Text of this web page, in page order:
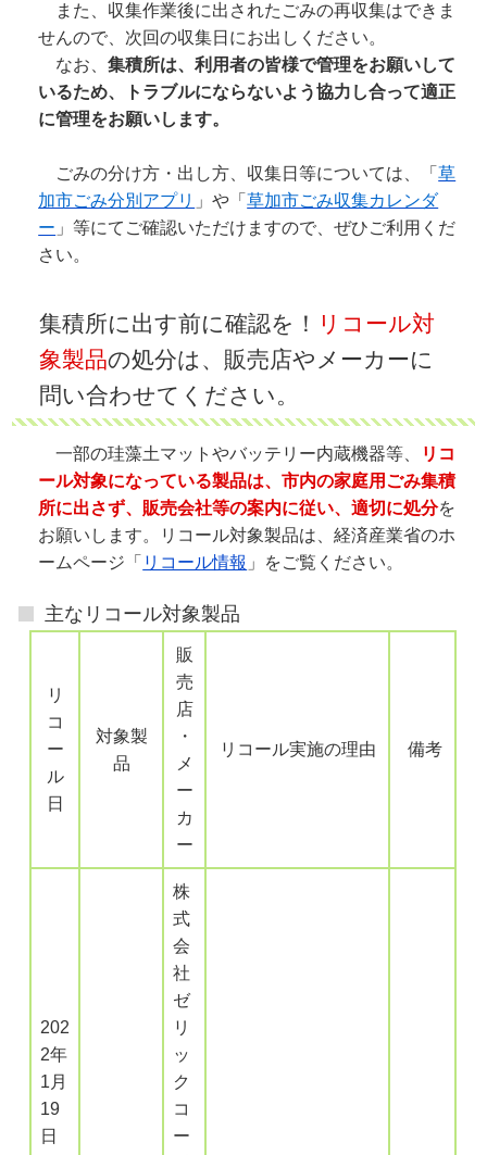
また、収集作業後に出されたごみの再収集はできま
せんので、次回の収集日にお出しください。
なお、集積所は、利用者の皆様で管理をお願いして
いるため、トラブルにならないよう協力し合って適正
に管理をお願いします。
ごみの分け方・出し方、収集日等については、「草
加市ごみ分別アプリ 」や「草加市ごみ収集カレンダ
ー 」等にてご確認いただけますので、ぜひご利用くだ
さい。
集積所に出す前に確認を！
リコール対
象製品の処分は、販売店やメーカーに
問い合わせてください。
一部の珪藻土マットやバッテリー内蔵機器等、
リコ
ール対象になっている製品は、市内の家庭用ごみ集積
所に出さず、販売会社等の案内に従い、適切に処分を
お願いします。リコール対象製品は、経済産業省のホ
ームページ「 リコール情報 」をご覧ください。
主なリコール対象製品
リ
コ
ー
ル
日
対象製
品
販
売
店
・
メ
ー
カ
ー
リコール実施の理由 備考
202
2年
1月
19
日
株
式
会
社
ゼ
リ
ッ
ク
コ
ー